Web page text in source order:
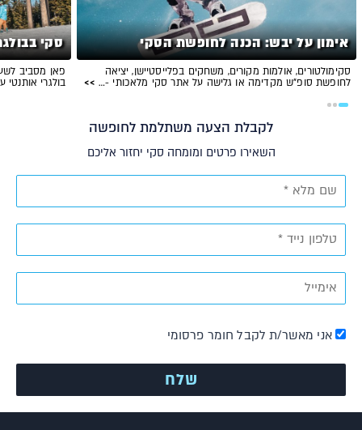
אימון על יבש: הכנה לחופשת הסקי
סקימולטורים, אולמות מקורים, משחקים בפלייסטיישן, יציאה
לחופשת סופ"ש מקדימה או גלישה על אתר סקי מלאכותי -… >>
סקי
פאן מסביב
בולגרי
לקבלת הצעה משתלמת לחופשה
השאירו פרטים ומומחה סקי יחזור אליכם
אני מאשר/ת לקבל חומר פרסומי